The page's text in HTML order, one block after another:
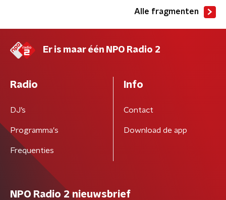
Alle fragmenten
Er is maar één NPO Radio 2
Radio
DJ’s
Programma's
Frequenties
Info
Contact
Download de app
NPO Radio 2 nieuwsbrief